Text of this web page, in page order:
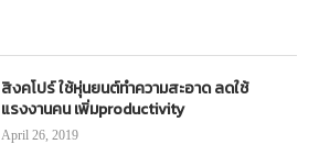
สิงคโปร์ ใช้หุ่นยนต์ทำความสะอาด ลดใช้
แรงงานคน เพิ่มproductivity
April 26, 2019